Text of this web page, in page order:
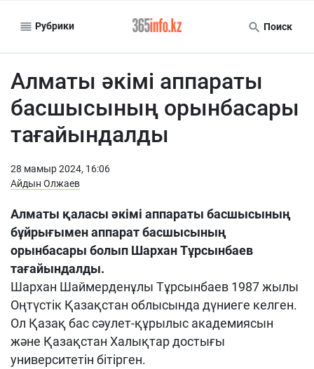
Рубрики Поиск
Алматы әкімі аппараты
басшысының орынбасары
тағайындалды
28 мамыр 2024, 16:06
Айдын Олжаев
Алматы қаласы әкімі аппараты басшысының
бұйрығымен аппарат басшысының
орынбасары болып Шархан Тұрсынбаев
тағайындалды.
Шархан Шаймерденұлы Тұрсынбаев 1987 жылы
Оңтүстік Қазақстан облысында дүниеге келген.
Ол Қазақ бас сәулет-құрылыс академиясын
және Қазақстан Халықтар достығы
университетін бітірген.